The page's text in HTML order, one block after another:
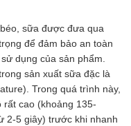
sữa được đưa qua
để đảm bảo an toàn
dụng của sản phẩm.
sản xuất sữa đặc là
Trong quá trình này,
cao (khoảng 135-
2-5 giây) trước khi nhanh